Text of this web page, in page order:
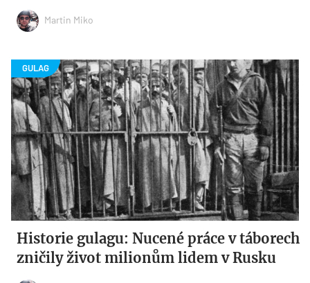
Martin Miko
Historie gulagu: Nucené práce v táborech
zničily život milionům lidem v Rusku